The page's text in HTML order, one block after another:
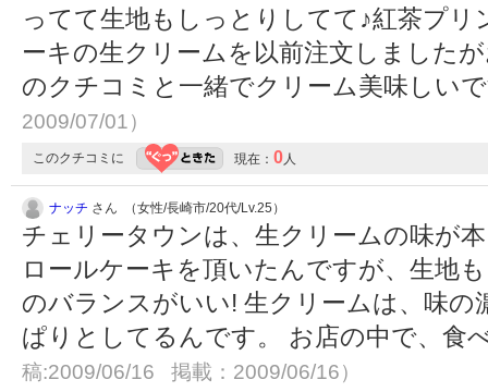
ってて生地もしっとりしてて♪紅茶プ
ーキの生クリームを以前注文しました
のクチコミと一緒でクリーム美味しい
2009/07/01）
このクチコミに 現在： 0人
ナッチ さん （女性/長崎市/20代/Lv.25）
チェリータウンは、生クリームの味が
ロールケーキを頂いたんですが、生地
のバランスがいい! 生クリームは、味
ぱりとしてるんです。 お店の中で、食
稿:2009/06/16 掲載：2009/06/16）